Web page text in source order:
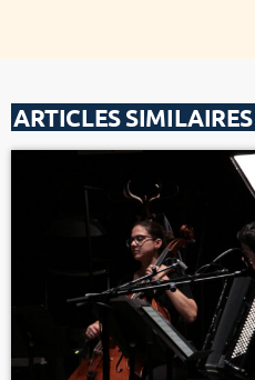
ARTICLES SIMILAIRES